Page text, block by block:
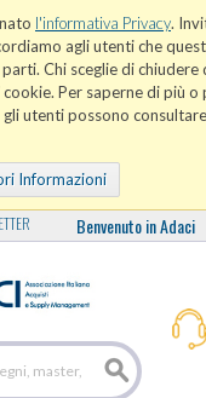
l'informativa Privacy.
agli utenti che
Chi sceglie di chiudere
Per saperne di più
utenti possono
Informazioni
Benvenuto in Adaci